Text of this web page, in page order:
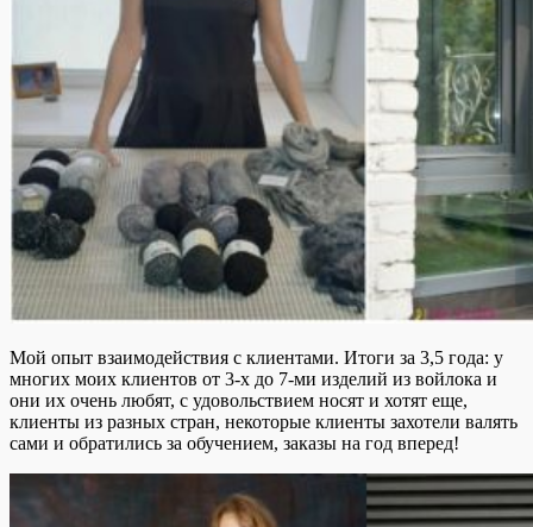
Мой опыт взаимодействия с клиентами. Итоги за 3,5 года: у
многих моих клиентов от 3-х до 7-ми изделий из войлока и
они их очень любят, с удовольствием носят и хотят еще,
клиенты из разных стран, некоторые клиенты захотели валять
сами и обратились за обучением, заказы на год вперед!